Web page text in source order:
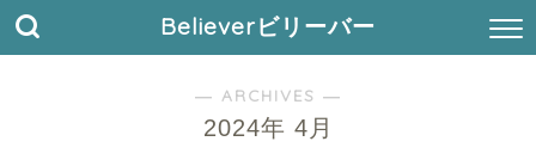
Believerビリーバー
― ARCHIVES ―
2024年 4月